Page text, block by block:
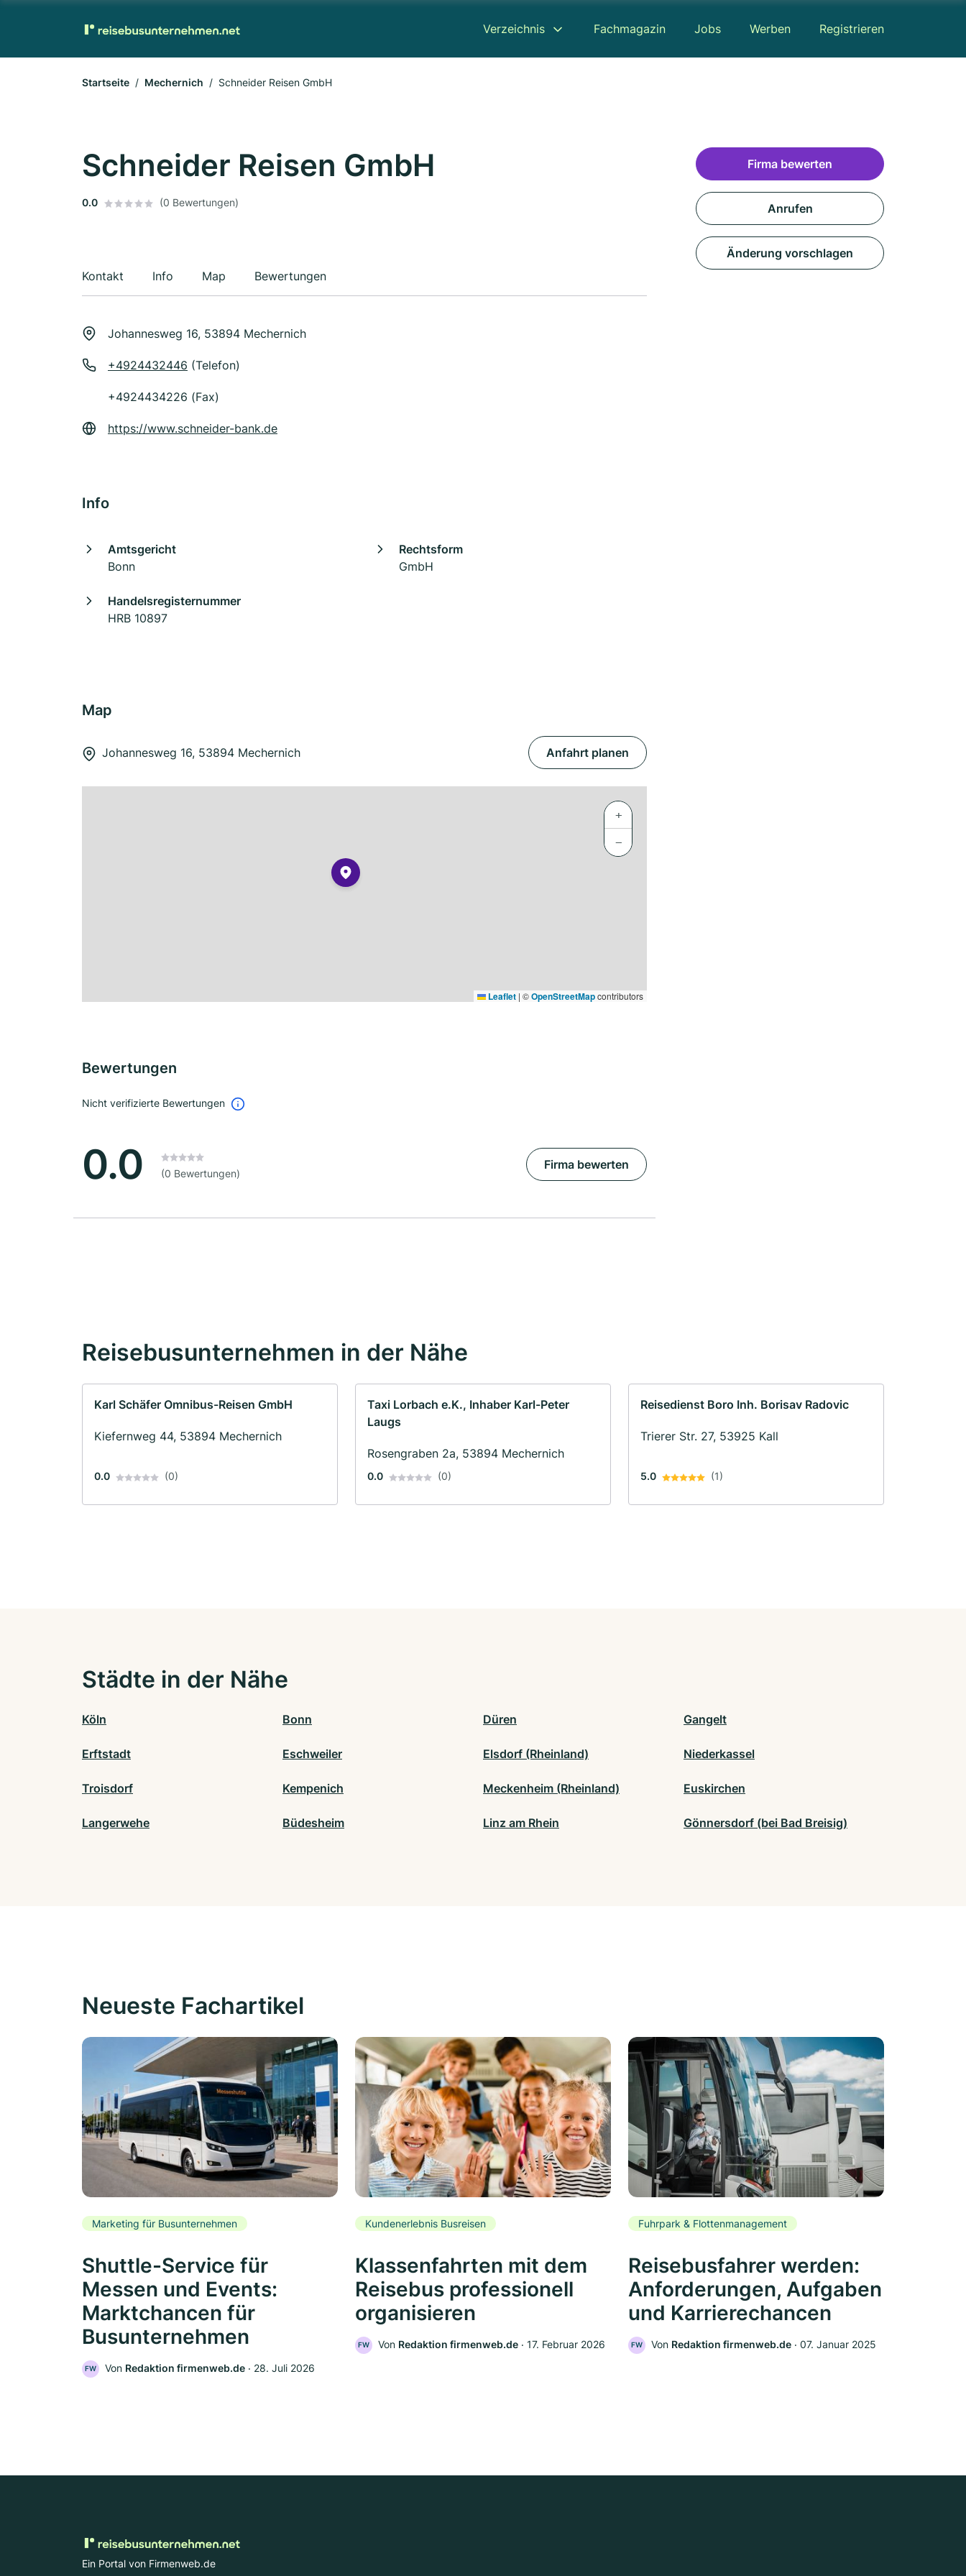
Verzeichnis Fachmagazin Jobs Werben Registrieren
Startseite Mechernich Schneider Reisen GmbH
Schneider Reisen GmbH
0.0 (0 Bewertungen)
Kontakt Info Map Bewertungen
Johannesweg 16, 53894 Mechernich
+4924432446 (Telefon)
+4924434226 (Fax)
https://www.schneider-bank.de
Info
Amtsgericht
Bonn
Rechtsform
GmbH
Handelsregisternummer
HRB 10897
Map
Johannesweg 16, 53894 Mechernich Anfahrt planen
+
−
Leaflet | ©OpenStreetMapcontributors
Bewertungen
Nicht verifizierte Bewertungen
0.0 (0 Bewertungen)
Firma bewerten
Firma bewerten
Anrufen
Änderung vorschlagen
Reisebusunternehmen in der Nähe
Karl Schäfer Omnibus-Reisen GmbH
Kiefernweg 44, 53894 Mechernich
0.0 (0)
Taxi Lorbach e.K., Inhaber Karl-Peter
Laugs
Rosengraben 2a, 53894 Mechernich
0.0 (0)
Reisedienst Boro Inh. Borisav Radovic
Trierer Str. 27, 53925 Kall
5.0 (1)
Städte in der Nähe
Köln Bonn Düren Gangelt
Erftstadt Eschweiler Elsdorf (Rheinland) Niederkassel
Troisdorf Kempenich Meckenheim (Rheinland) Euskirchen
Langerwehe Büdesheim Linz am Rhein Gönnersdorf (bei Bad Breisig)
Neueste Fachartikel
Marketing für Busunternehmen
Shuttle-Service für
Messen und Events:
Marktchancen für
Busunternehmen
FW Von Redaktion firmenweb.de ‧ 28. Juli 2026
Kundenerlebnis Busreisen
Klassenfahrten mit dem
Reisebus professionell
organisieren
FW Von Redaktion firmenweb.de ‧ 17. Februar 2026
Fuhrpark & Flottenmanagement
Reisebusfahrer werden:
Anforderungen, Aufgaben
und Karrierechancen
FW Von Redaktion firmenweb.de ‧ 07. Januar 2025
Ein Portal von Firmenweb.de